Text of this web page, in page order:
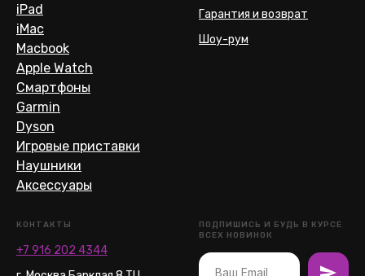
iPad
iMac
Macbook
Apple Watch
Смартфоны
Garmin
Dyson
Игровые приставки
Наушники
Аксессуары
Гарантия и возврат
Шоу-рум
КОНТАКТЫ
+7 916 202 4344
ПОДПИШИСЬ И БУДЬ В КУРСЕ
ВСЕХ НОВИНОК